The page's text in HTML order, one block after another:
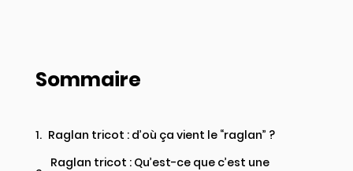
Sommaire
Raglan tricot : d’où ça vient le “raglan” ?
Raglan tricot : Qu’est-ce que c’est une